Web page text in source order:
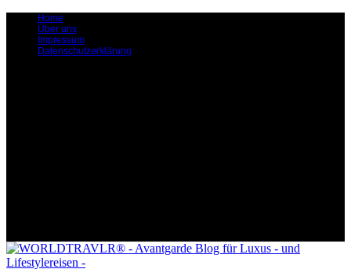
Home
Über uns
Impressum
Datenschutzerklärung